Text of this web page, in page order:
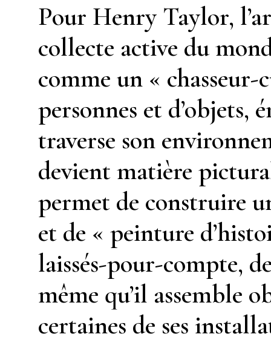
Pour Henry Taylor,
collecte active du
comme un « chasseur-
personnes et
traverse son
devient matière
permet de construire
et de « peinture
laissés-pour-compte,
même qu’il assemble
certaines de ses